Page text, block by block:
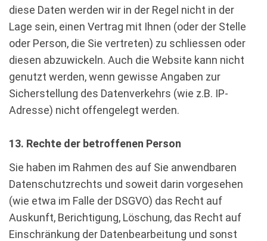
diese Daten werden wir in der Regel nicht in der
Lage sein, einen Vertrag mit Ihnen (oder der Stelle
oder Person, die Sie vertreten) zu schliessen oder
diesen abzuwickeln. Auch die Website kann nicht
genutzt werden, wenn gewisse Angaben zur
Sicherstellung des Datenverkehrs (wie z.B. IP-
Adresse) nicht offengelegt werden.
13. Rechte der betroffenen Person
Sie haben im Rahmen des auf Sie anwendbaren
Datenschutzrechts und soweit darin vorgesehen
(wie etwa im Falle der DSGVO) das Recht auf
Auskunft, Berichtigung, Löschung, das Recht auf
Einschränkung der Datenbearbeitung und sonst